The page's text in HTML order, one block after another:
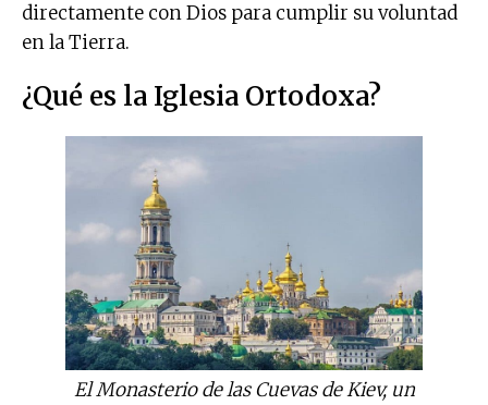
directamente con Dios para cumplir su voluntad
en la Tierra.
¿Qué es la Iglesia Ortodoxa?
El Monasterio de las Cuevas de Kiev, un